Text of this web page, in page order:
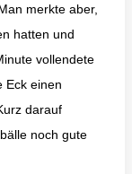
merkte aber,
hatten und
vollendete
Eck einen
darauf
noch gute